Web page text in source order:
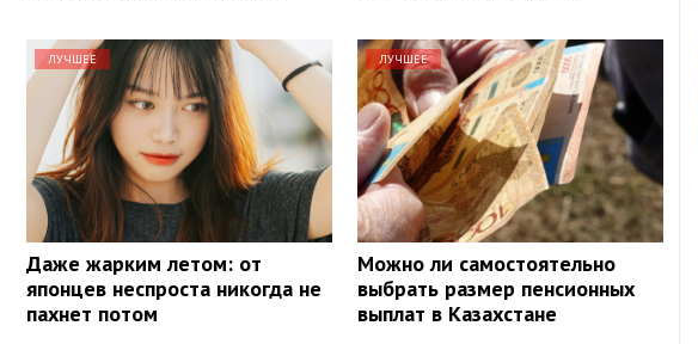
ЛУЧШЕЕ
Даже жарким летом: от
японцев неспроста никогда не
пахнет потом
ЛУЧШЕЕ
Можно ли самостоятельно
выбрать размер пенсионных
выплат в Казахстане